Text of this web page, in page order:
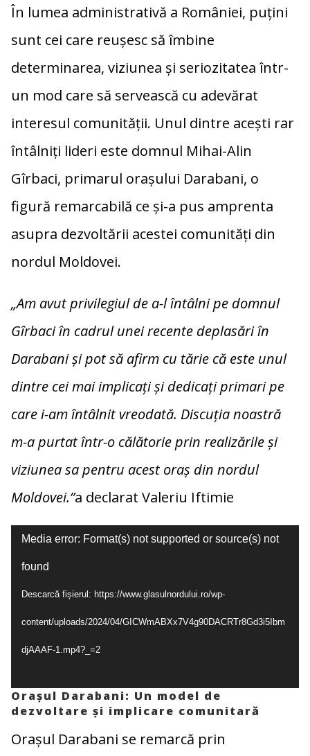
e
b
o
k
p
y
Li
k
ta
je
az
ă
În lumea administrativă a României, puțini
sunt cei care reușesc să îmbine
determinarea, viziunea și seriozitatea într-
un mod care să servească cu adevărat
interesul comunității. Unul dintre acești rar
întâlniți lideri este domnul Mihai-Alin
Gîrbaci, primarul orașului Darabani, o
figură remarcabilă ce și-a pus amprenta
asupra dezvoltării acestei comunități din
nordul Moldovei.
„Am avut privilegiul de a-l întâlni pe domnul
Gîrbaci în cadrul unei recente deplasări în
Darabani și pot să afirm cu tărie că este unul
dintre cei mai implicați și dedicați primari pe
care i-am întâlnit vreodată. Discuția noastră
m-a purtat într-o călătorie prin realizările și
viziunea sa pentru acest oraș din nordul
Moldovei.”a declarat Valeriu Iftimie
Player
video
Media error: Format(s) not supported or source(s) not
found
Descarcă fișierul: https://www.glasulnordului.ro/wp-
content/uploads/2024/04/GICWmABXx7V4g90DACRTr8Gd3i5Ibm
djAAAF-1.mp4?_=2
Orașul Darabani: Un model de
dezvoltare și implicare comunitară
Orașul Darabani se remarcă prin